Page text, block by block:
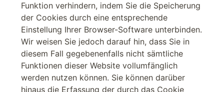
Funktion verhindern, indem Sie die Speicherung
der Cookies durch eine entsprechende
Einstellung Ihrer Browser-Software unterbinden.
Wir weisen Sie jedoch darauf hin, dass Sie in
diesem Fall gegebenenfalls nicht sämtliche
Funktionen dieser Website vollumfänglich
werden nutzen können. Sie können darüber
hinaus die Erfassung der durch das Cookie